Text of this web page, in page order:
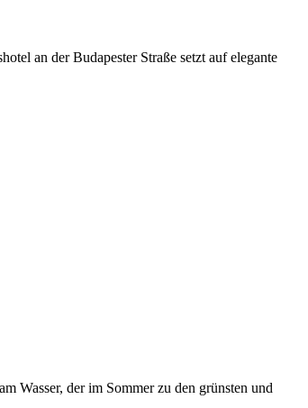
an der Budapester Straße setzt auf elegante
Wasser, der im Sommer zu den grünsten und